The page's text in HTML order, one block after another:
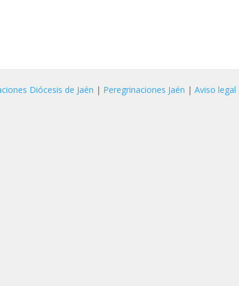
Diócesis de Jaén | Peregrinaciones Jaén |Aviso legal